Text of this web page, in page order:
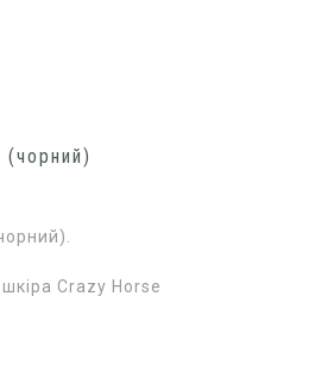
(чорний)
Crazy Horse